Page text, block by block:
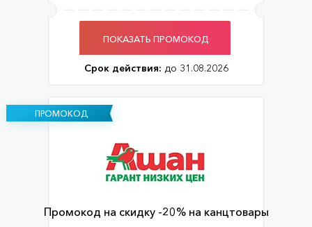
ПОКАЗАТЬ ПРОМОКОД
Срок действия: до 31.08.2026
ПРОМОКОД
Промокод на скидку -20% на канцтовары